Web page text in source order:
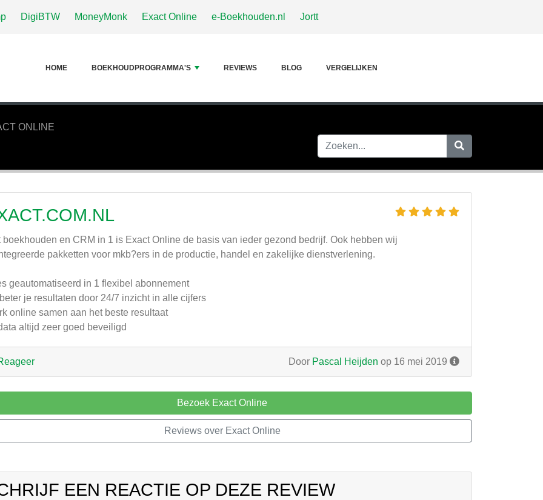
DigiBTW MoneyMonk Exact Online e-Boekhouden.nl Jortt
HOME BOEKHOUDPROGRAMMA'S REVIEWS BLOG VERGELIJKEN
ONLINE
boekhouden en CRM in 1 is Exact Online de basis van ieder gezond bedrijf. Ook hebben wij
pakketten voor mkb?ers in de productie, handel en zakelijke dienstverlening.
geautomatiseerd in 1 flexibel abonnement
je resultaten door 24/7 inzicht in alle cijfers
online samen aan het beste resultaat
altijd zeer goed beveiligd
Door Pascal Heijden op 16 mei 2019
Bezoek Exact Online
Reviews over Exact Online
EEN REACTIE OP DEZE REVIEW